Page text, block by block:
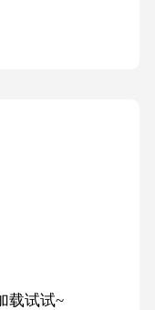
载试试~